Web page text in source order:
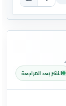
النشر بعد المراجعة